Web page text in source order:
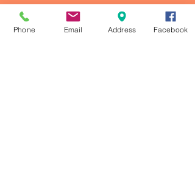
Phone Email Address Facebook